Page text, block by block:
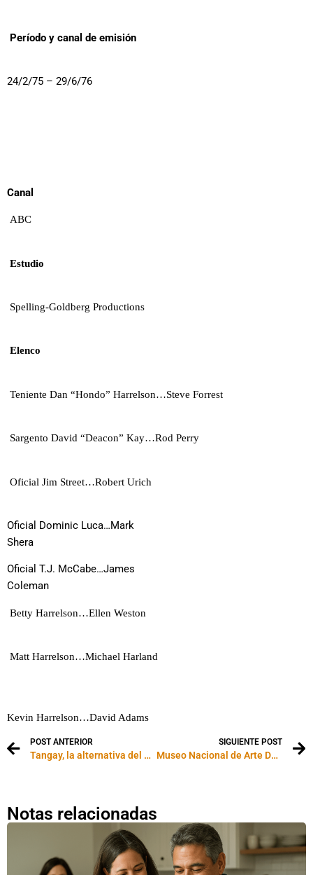
Período y canal de emisión
24/2/75 – 29/6/76
Canal
ABC
Estudio
Spelling-Goldberg Productions
Elenco
Teniente Dan “Hondo” Harrelson…Steve Forrest
Sargento David “Deacon” Kay…Rod Perry
Oficial Jim Street…Robert Urich
Oficial Dominic Luca…Mark
Shera
Oficial T.J. McCabe…James
Coleman
Betty Harrelson…Ellen Weston
Matt Harrelson…Michael Harland
Kevin Harrelson…David Adams
POST ANTERIOR
Tangay, la alternativa del dos por cuatro para los homosexuales
SIGUIENTE POST
Museo Nacional de Arte Decorativo
Notas relacionadas